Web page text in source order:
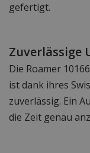
gefertigt.
Zuverlässige
Die Roamer
ist dank ihres
zuverlässig. Ein
die Zeit genau